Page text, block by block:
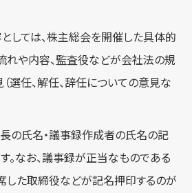
しては、株主総会を開催した具体的
れや内容、監査役などが会社法の規
選任、解任、辞任についての意見な
の氏名・議事録作成者の氏名の記
。なお、議事録が正当なものである
した取締役などが記名押印するのが